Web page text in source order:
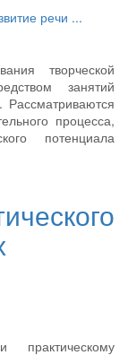
речи ...
творческой
занятий
процесса,
потенциала
практическому